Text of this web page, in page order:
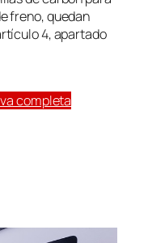
freno, quedan
4, apartado
completa